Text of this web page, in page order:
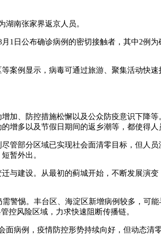
湖南张家界返京人员。
1日公布确诊病例的密切接触者，其中2例
案例显示，病毒可通过旅游、聚集活动快
加、防控措施松懈以及公众防疫意识下降
增多以及节假日期间的返乡潮等，都使得人
管部分区域已实现社会面清零目标，但人
暂外出。
与建设。从最初的蓟城开始，不断发展演
警惕。丰台区、海淀区新增病例较多，可
控风险区域，力求快速阻断传播链。
病例，疫情防控形势持续向好，但动态